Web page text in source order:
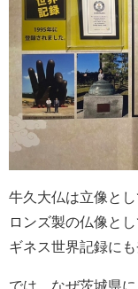
牛久大仏は立像と
ロンズ製の仏像と
ギネス世界記録に
では、なぜ茨城県